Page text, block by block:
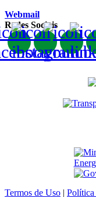
Webmail
Redes Sociais
Termos de Uso | Política